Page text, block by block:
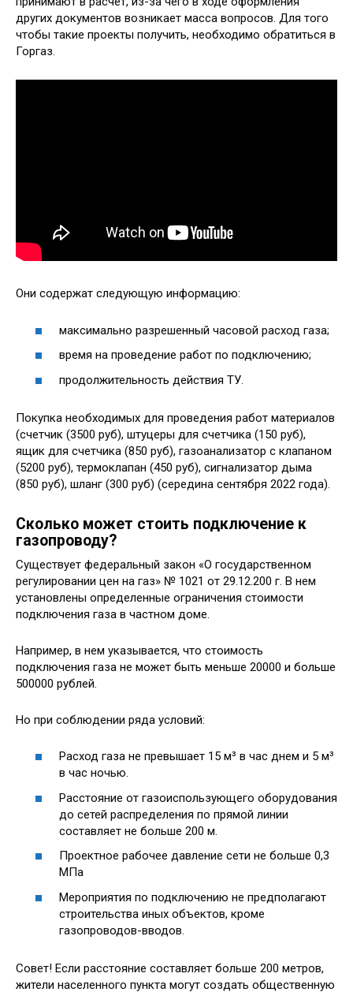
других документов возникает масса вопросов. Для того
чтобы такие проекты получить, необходимо обратиться в
Горгаз.
Они содержат следующую информацию:
максимально разрешенный часовой расход газа;
время на проведение работ по подключению;
продолжительность действия ТУ.
Покупка необходимых для проведения работ материалов
(счетчик (3500 руб), штуцеры для счетчика (150 руб),
ящик для счетчика (850 руб), газоанализатор с клапаном
(5200 руб), термоклапан (450 руб), сигнализатор дыма
(850 руб), шланг (300 руб) (середина сентября 2022 года).
Сколько может стоить подключение к
газопроводу?
Существует федеральный закон «О государственном
регулировании цен на газ» № 1021 от 29.12.200 г. В нем
установлены определенные ограничения стоимости
подключения газа в частном доме.
Например, в нем указывается, что стоимость
подключения газа не может быть меньше 20000 и больше
500000 рублей.
Но при соблюдении ряда условий:
Расход газа не превышает 15 м³ в час днем и 5 м³
в час ночью.
Расстояние от газоиспользующего оборудования
до сетей распределения по прямой линии
составляет не больше 200 м.
Проектное рабочее давление сети не больше 0,3
МПа
Мероприятия по подключению не предполагают
строительства иных объектов, кроме
газопроводов-вводов.
Совет! Если расстояние составляет больше 200 метров,
жители населенного пункта могут создать общественную